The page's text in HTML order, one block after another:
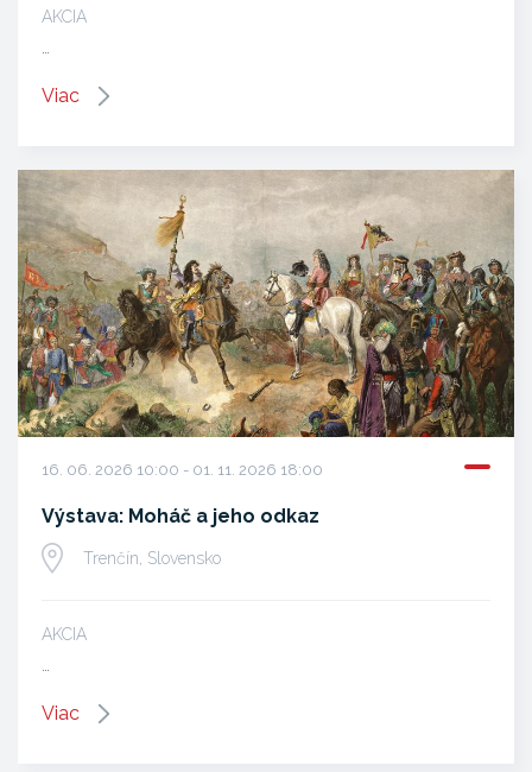
AKCIA
…
Viac
16. 06. 2026 10:00 - 01. 11. 2026 18:00
Výstava: Moháč a jeho odkaz
Trenčín, Slovensko
AKCIA
Viac